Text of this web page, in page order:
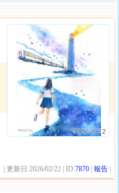
2021.8.22
| 更新日:2026/02/22 | ID:7870 |報告